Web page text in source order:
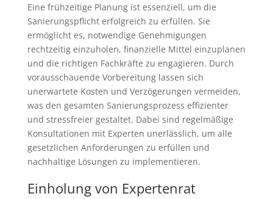
Eine frühzeitige Planung ist essenziell, um die
Sanierungspflicht erfolgreich zu erfüllen. Sie
ermöglicht es, notwendige Genehmigungen
rechtzeitig einzuholen, finanzielle Mittel einzuplanen
und die richtigen Fachkräfte zu engagieren. Durch
vorausschauende Vorbereitung lassen sich
unerwartete Kosten und Verzögerungen vermeiden,
was den gesamten Sanierungsprozess effizienter
und stressfreier gestaltet. Dabei sind regelmäßige
Konsultationen mit Experten unerlässlich, um alle
gesetzlichen Anforderungen zu erfüllen und
nachhaltige Lösungen zu implementieren.
Einholung von Expertenrat